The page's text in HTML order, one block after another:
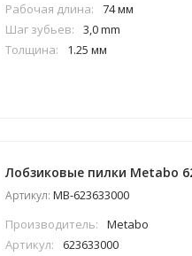
Рабочая длина:
74 мм
Шаг зубьев:
3,0 mm
Толщина:
1.25 мм
Лобзиковые пилки Metabo
Артикул: MB-623633000
Производитель:
Metabo
Артикул:
623633000